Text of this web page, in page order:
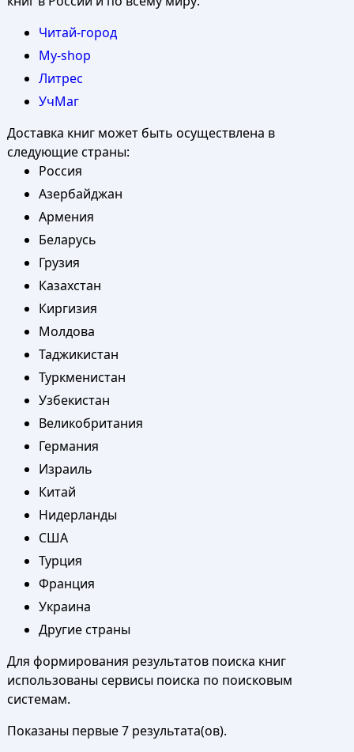
Читай-город
My-shop
Литрес
УчМаг
Доставка книг может быть осуществлена в
следующие страны:
Россия
Азербайджан
Армения
Беларусь
Грузия
Казахстан
Киргизия
Молдова
Таджикистан
Туркменистан
Узбекистан
Великобритания
Германия
Израиль
Китай
Нидерланды
США
Турция
Франция
Украина
Другие страны
Для формирования результатов поиска книг
использованы сервисы поиска по поисковым
системам.
Показаны первые 7 результата(ов).